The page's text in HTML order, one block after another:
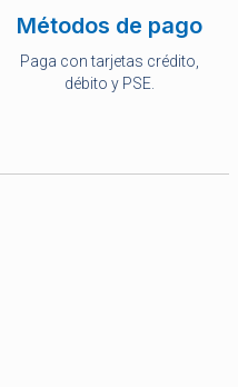
Métodos de pago
Paga con tarjetas crédito,
débito y PSE.